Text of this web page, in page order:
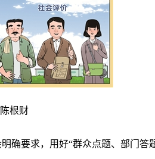
根财
确要求，用好“群众点题、部门答